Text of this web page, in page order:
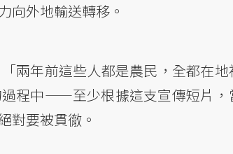
向外地輸送轉移。
兩年前這些人都是農民，全都在地
程中——至少根據這支宣傳短片，
對要被貫徹。